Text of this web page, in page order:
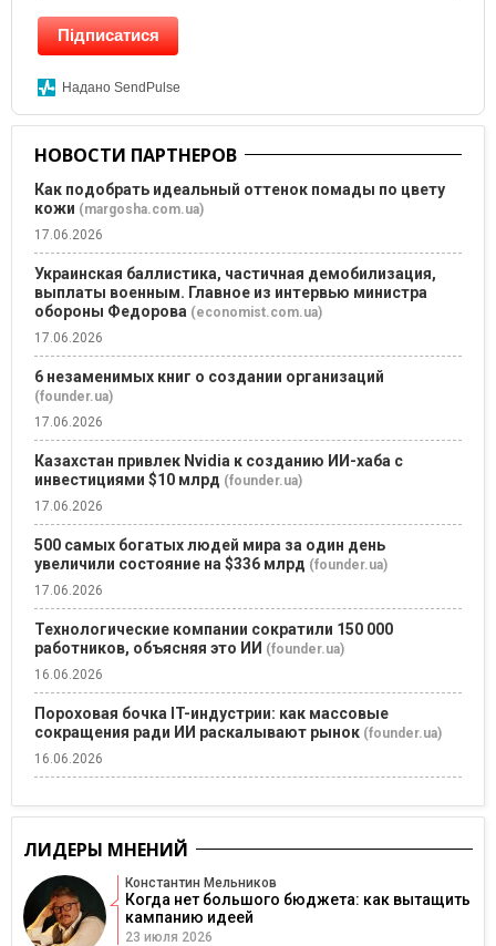
Підписатися
Надано SendPulse
НОВОСТИ ПАРТНЕРОВ
Как подобрать идеальный оттенок помады по цвету
кожи (margosha.com.ua)
17.06.2026
Украинская баллистика, частичная демобилизация,
выплаты военным. Главное из интервью министра
обороны Федорова (economist.com.ua)
17.06.2026
6 незаменимых книг о создании организаций
(founder.ua)
17.06.2026
Казахстан привлек Nvidia к созданию ИИ-хаба с
инвестициями $10 млрд (founder.ua)
17.06.2026
500 самых богатых людей мира за один день
увеличили состояние на $336 млрд (founder.ua)
17.06.2026
Технологические компании сократили 150 000
работников, объясняя это ИИ (founder.ua)
16.06.2026
Пороховая бочка IT-индустрии: как массовые
сокращения ради ИИ раскалывают рынок (founder.ua)
16.06.2026
ЛИДЕРЫ МНЕНИЙ
Константин Мельников
Когда нет большого бюджета: как вытащить
кампанию идеей
23 июля 2026